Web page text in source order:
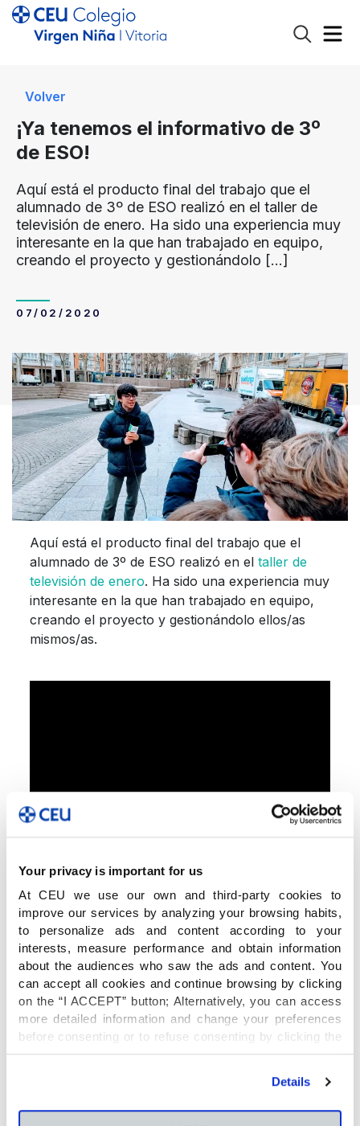
Your privacy is important for us
At CEU we use our own and third-party cookies to
improve our services by analyzing your browsing habits,
to personalize ads and content according to your
interests, measure performance and obtain information
about the audiences who saw the ads and content. You
can accept all cookies and continue browsing by clicking
on the “I ACCEPT” button; Alternatively, you can access
more detailed information and change your preferences
before consenting or to refuse consenting by clicking the
"Personalize" button. For more information you can visit
Details
Volver
¡Ya tenemos el informativo de 3º
de ESO!
Aquí está el producto final del trabajo que el
alumnado de 3º de ESO realizó en el taller de
televisión de enero. Ha sido una experiencia muy
interesante en la que han trabajado en equipo,
creando el proyecto y gestionándolo […]
07/02/2020
Aquí está el producto final del trabajo que el
alumnado de 3º de ESO realizó en el taller de
televisión de enero. Ha sido una experiencia muy
interesante en la que han trabajado en equipo,
creando el proyecto y gestionándolo ellos/as
mismos/as.